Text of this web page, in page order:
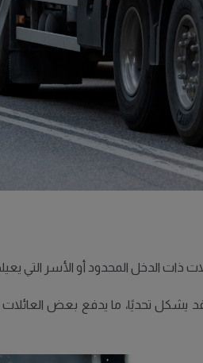
ذات الدخل المحدود أو الأسر التي
يشكل تحديًا، ما يدفع بعض العائلات